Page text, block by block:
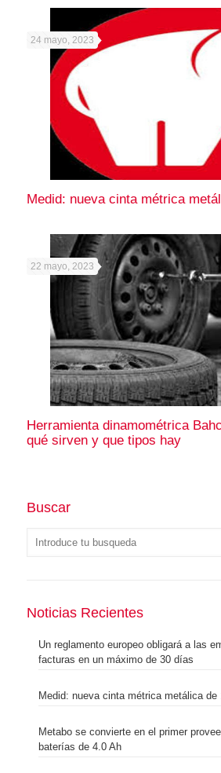
24 mayo, 2023
Medid: nueva cinta métrica
22 mayo, 2023
Herramienta dinamométrica
qué sirven y que tipos hay
Buscar
Noticias Recientes
Un reglamento europeo obligará a las
facturas en un máximo de 30 días
Medid: nueva cinta métrica metálica de
Metabo se convierte en el primer
baterías de 4.0 Ah